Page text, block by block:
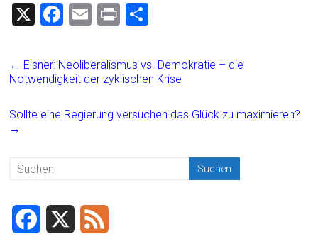
X
F
ce
b
o
ok
E
ai
l
Pr
t
e
n
← Elsner: Neoliberalismus vs. Demokratie – die
Notwendigkeit der zyklischen Krise
Sollte eine Regierung versuchen das Glück zu maximieren?
→